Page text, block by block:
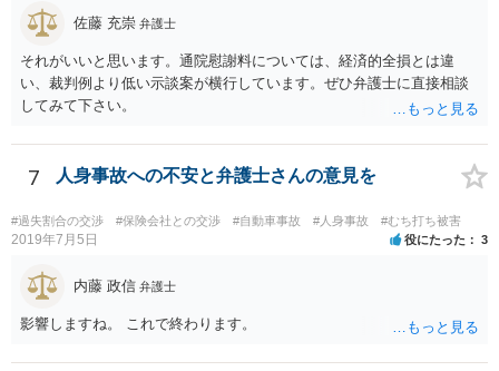
転嫁のような発言ですが、上記ただし書との関連で言えば、会社側が
「相当の注意」をしていなかった証左でしょう。 今後の対応ですが、
事故証明書を速やかに取得すべきです。 病院で治療を受ける際、第三
者行為による傷病届を出す必要があります。 最終的にどこまで認めら
れるかという問題はありますが、事故後に事故に関連した支出に関し
佐藤 充崇 弁護士
それがいいと思います。通院慰謝料については、経済的全損とは違
い、裁判例より低い示談案が横行しています。ぜひ弁護士に直接相談
してみて下さい。
7 人身事故への不安と弁護士さんの意見を
#過失割合の交渉 #保険会社との交渉 #自動車事故 #人身事故 #むち打ち被害
2019年7月5日 役にたった 3
内藤 政信 弁護士
影響しますね。 これで終わります。